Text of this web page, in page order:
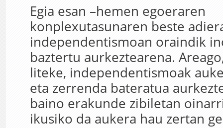
Egia esan –hemen egoeraren
konplexutasunaren beste
independentismoan oraindik
baztertu aurkeztearena.
liteke, independentismoak
eta zerrenda bateratua
baino erakunde zibiletan
ikusiko da aukera hau zertan